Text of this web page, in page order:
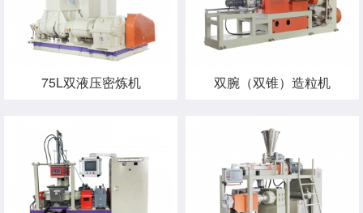
75L双液压密炼机 双腕（双锥）造粒机